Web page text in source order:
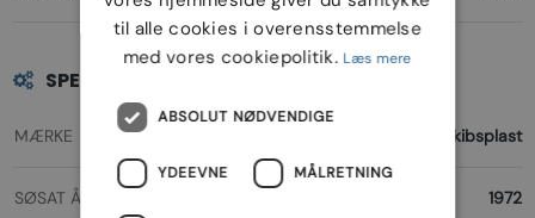
SPECIFIKATIONER
MÆRKE Skibsplast
SØSAT ÅR 1972
til alle cookies i overensstemmelse
med vores cookiepolitik. Læs mere
ABSOLUT NØDVENDIGE
YDEEVNE MÅLRETNING